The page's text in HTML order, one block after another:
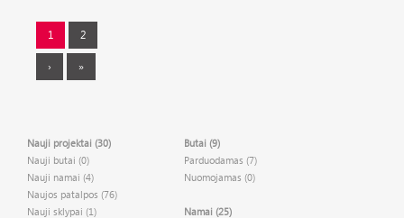
1 2
› »
Nauji projektai (30)
Nauji butai (0)
Nauji namai (4)
Naujos patalpos (76)
Nauji sklypai (1)
Butai (9)
Parduodamas (7)
Nuomojamas (0)
Namai (25)